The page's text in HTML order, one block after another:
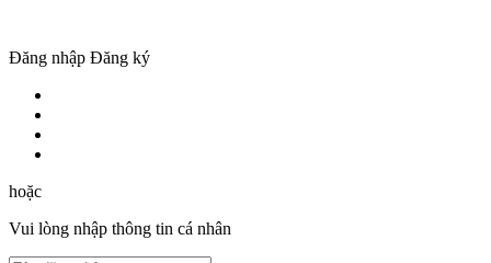
Đăng nhập Đăng ký
hoặc
Vui lòng nhập thông tin cá nhân